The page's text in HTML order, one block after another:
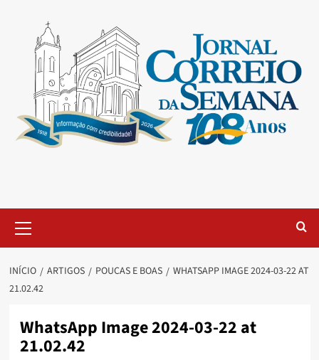
INÍCIO ARTIGOS POUCAS E BOAS
WHATSAPP IMAGE 2024-03-22 AT
21.02.42
WhatsApp Image 2024-03-22 at
21.02.42